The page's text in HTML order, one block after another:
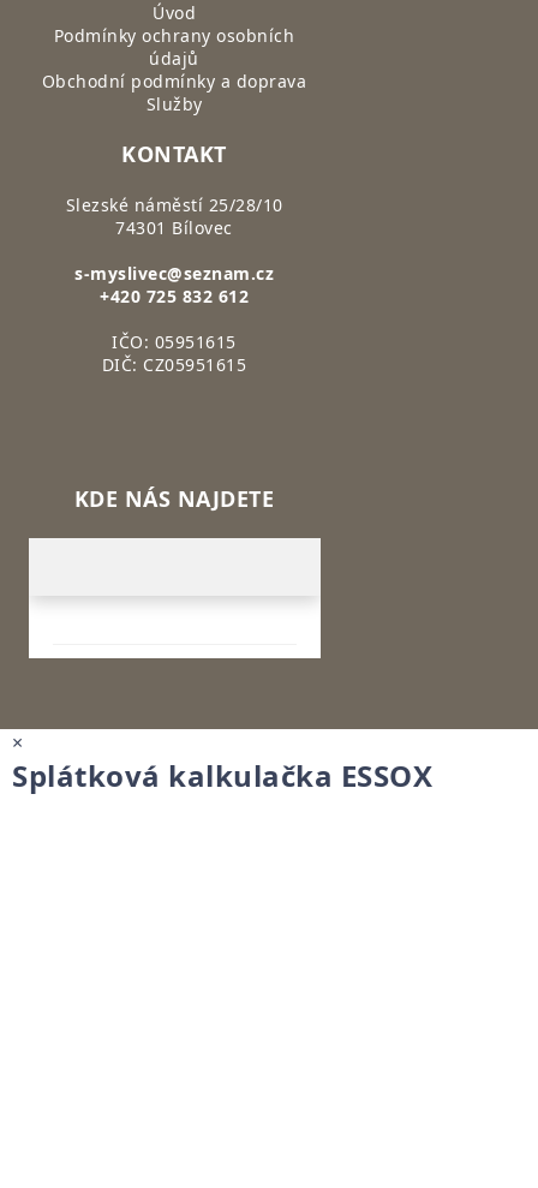
Úvod
Podmínky ochrany osobních
údajů
Obchodní podmínky a doprava
Služby
KONTAKT
Slezské náměstí 25/28/10
74301 Bílovec
s-myslivec@seznam.cz
+420 725 832 612
IČO: 05951615
DIČ: CZ05951615
KDE NÁS NAJDETE
×
Splátková kalkulačka ESSOX